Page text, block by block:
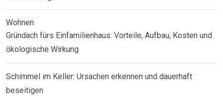
Wohnen
Gründach fürs Einfamilienhaus: Vorteile, Aufbau, Kosten und
ökologische Wirkung
Schimmel im Keller: Ursachen erkennen und dauerhaft
beseitigen